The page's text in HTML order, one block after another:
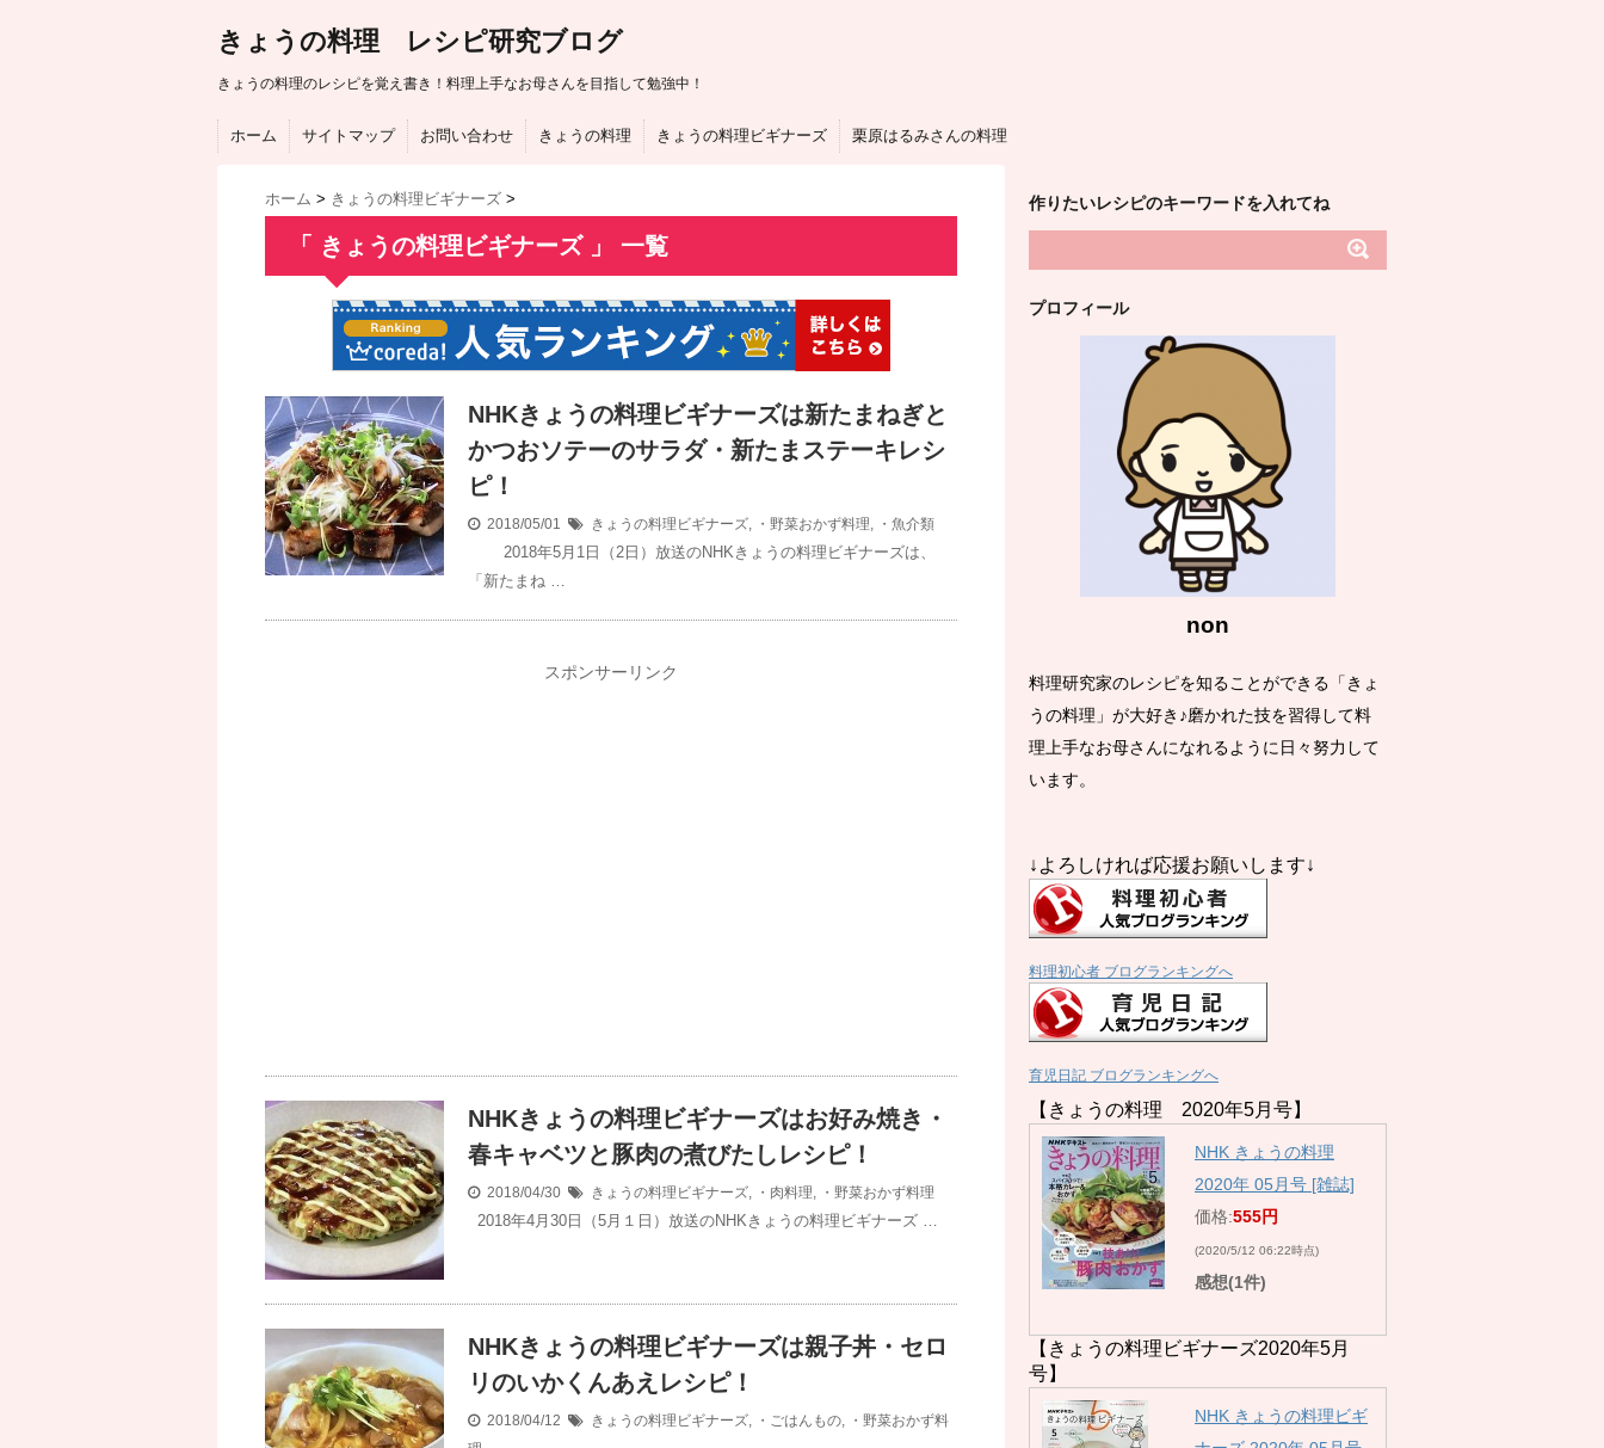
きょうの料理 レシピ研究ブログ
きょうの料理のレシピを覚え書き！料理上手なお母さんを目指して勉強中！
ホーム サイトマップ お問い合わせ きょうの料理 きょうの料理ビギナーズ 栗原はるみさんの料理
ホーム > きょうの料理ビギナーズ >
「 きょうの料理ビギナーズ 」 一覧
NHKきょうの料理ビギナーズは新たまねぎと
かつおソテーのサラダ・新たまステーキレシ
ピ！
2018/05/01 きょうの料理ビギナーズ, ・野菜おかず料理, ・魚介類
2018年5月1日（2日）放送のNHKきょうの料理ビギナーズは、
「新たまね …
スポンサーリンク
NHKきょうの料理ビギナーズはお好み焼き・
春キャベツと豚肉の煮びたしレシピ！
2018/04/30 きょうの料理ビギナーズ, ・肉料理, ・野菜おかず料理
2018年4月30日（5月１日）放送のNHKきょうの料理ビギナーズ …
NHKきょうの料理ビギナーズは親子丼・セロ
リのいかくんあえレシピ！
2018/04/12 きょうの料理ビギナーズ, ・ごはんもの, ・野菜おかず料
作りたいレシピのキーワードを入れてね
プロフィール
non
料理研究家のレシピを知ることができる「きょ
うの料理」が大好き♪磨かれた技を習得して料
理上手なお母さんになれるように日々努力して
います。
↓よろしければ応援お願いします↓
料理初心者 ブログランキングへ
育児日記 ブログランキングへ
【きょうの料理 2020年5月号】
NHK きょうの料理
2020年 05月号 [雑誌]
価格:555円
(2020/5/12 06:22時点)
感想(1件)
【きょうの料理ビギナーズ2020年5月
号】
NHK きょうの料理ビギ